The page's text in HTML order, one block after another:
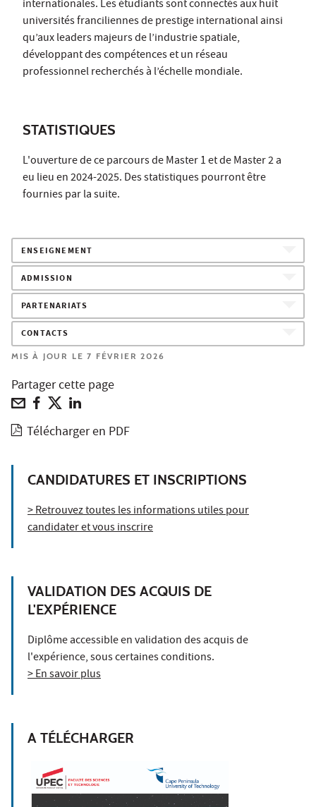
internationales. Les étudiants sont connectés aux huit
universités franciliennes de prestige international ainsi
qu’aux leaders majeurs de l’industrie spatiale,
développant des compétences et un réseau
professionnel recherchés à l’échelle mondiale.
STATISTIQUES
L'ouverture de ce parcours de Master 1 et de Master 2 a
eu lieu en 2024-2025. Des statistiques pourront être
fournies par la suite.
ENSEIGNEMENT
ADMISSION
PARTENARIATS
CONTACTS
MIS À JOUR LE 7 FÉVRIER 2026
Partager cette page
Télécharger en PDF
CANDIDATURES ET INSCRIPTIONS
> Retrouvez toutes les informations utiles pour
candidater et vous inscrire
VALIDATION DES ACQUIS DE
L'EXPÉRIENCE
Diplôme accessible en validation des acquis de
l'expérience, sous certaines conditions.
> En savoir plus
A TÉLÉCHARGER